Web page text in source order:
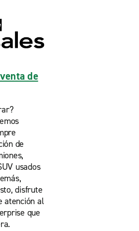
de
de
usados
disfrute
atención al
que